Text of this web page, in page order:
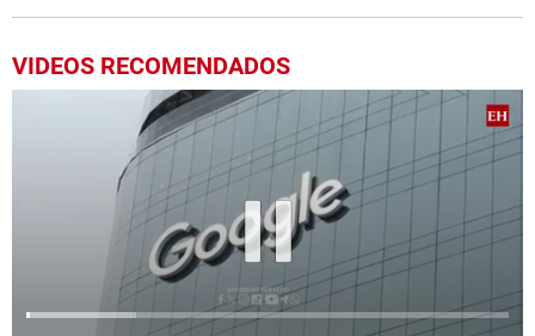
VIDEOS RECOMENDADOS